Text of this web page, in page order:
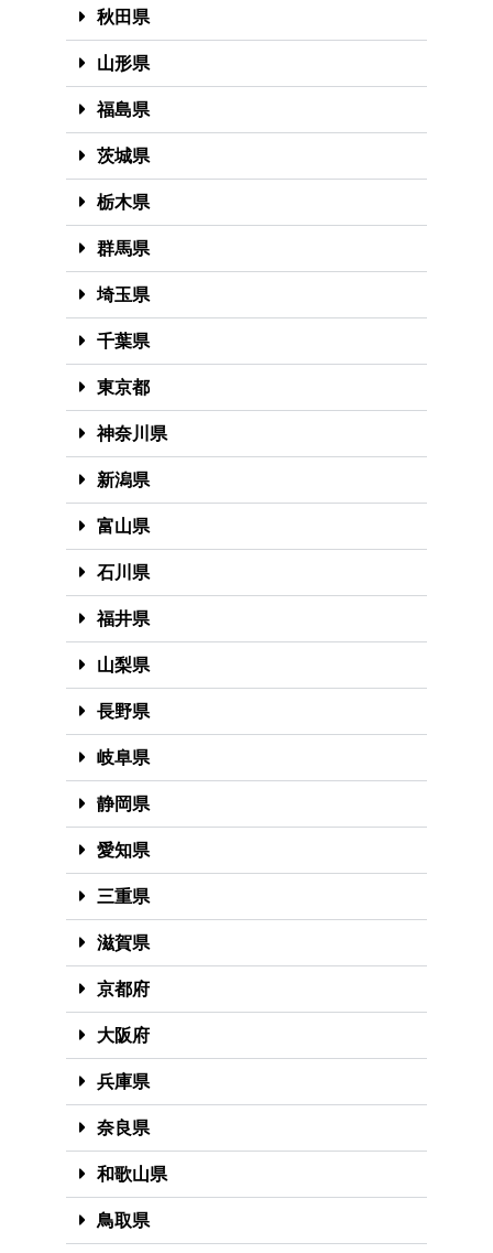
秋田県
山形県
福島県
茨城県
栃木県
群馬県
埼玉県
千葉県
東京都
神奈川県
新潟県
富山県
石川県
福井県
山梨県
長野県
岐阜県
静岡県
愛知県
三重県
滋賀県
京都府
大阪府
兵庫県
奈良県
和歌山県
鳥取県